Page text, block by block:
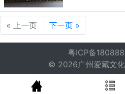
« 上一页 下一页 »
粤ICP备
© 2026广州爱藏文